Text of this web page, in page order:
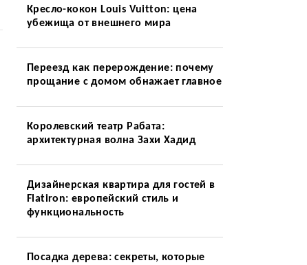
Кресло-кокон Louis Vuitton: цена
убежища от внешнего мира
Переезд как перерождение: почему
прощание с домом обнажает главное
Королевский театр Рабата:
архитектурная волна Захи Хадид
Дизайнерская квартира для гостей в
Flatiron: европейский стиль и
функциональность
Посадка дерева: секреты, которые